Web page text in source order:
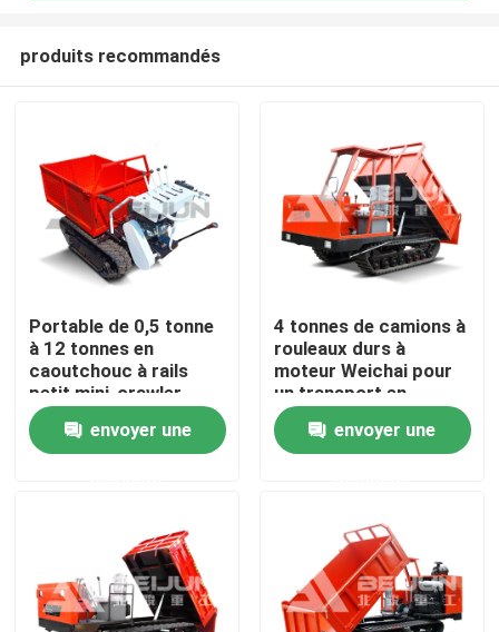
Accueil
A propos de nous
Produits
produits recommandés
Portable de 0,5 tonne
à 12 tonnes en
caoutchouc à rails
petit mini-crawler
porte-avions camion
diesel envoyer une
4 tonnes de camions à
rouleaux durs à
moteur Weichai pour
un transport en
douceur
envoyer une